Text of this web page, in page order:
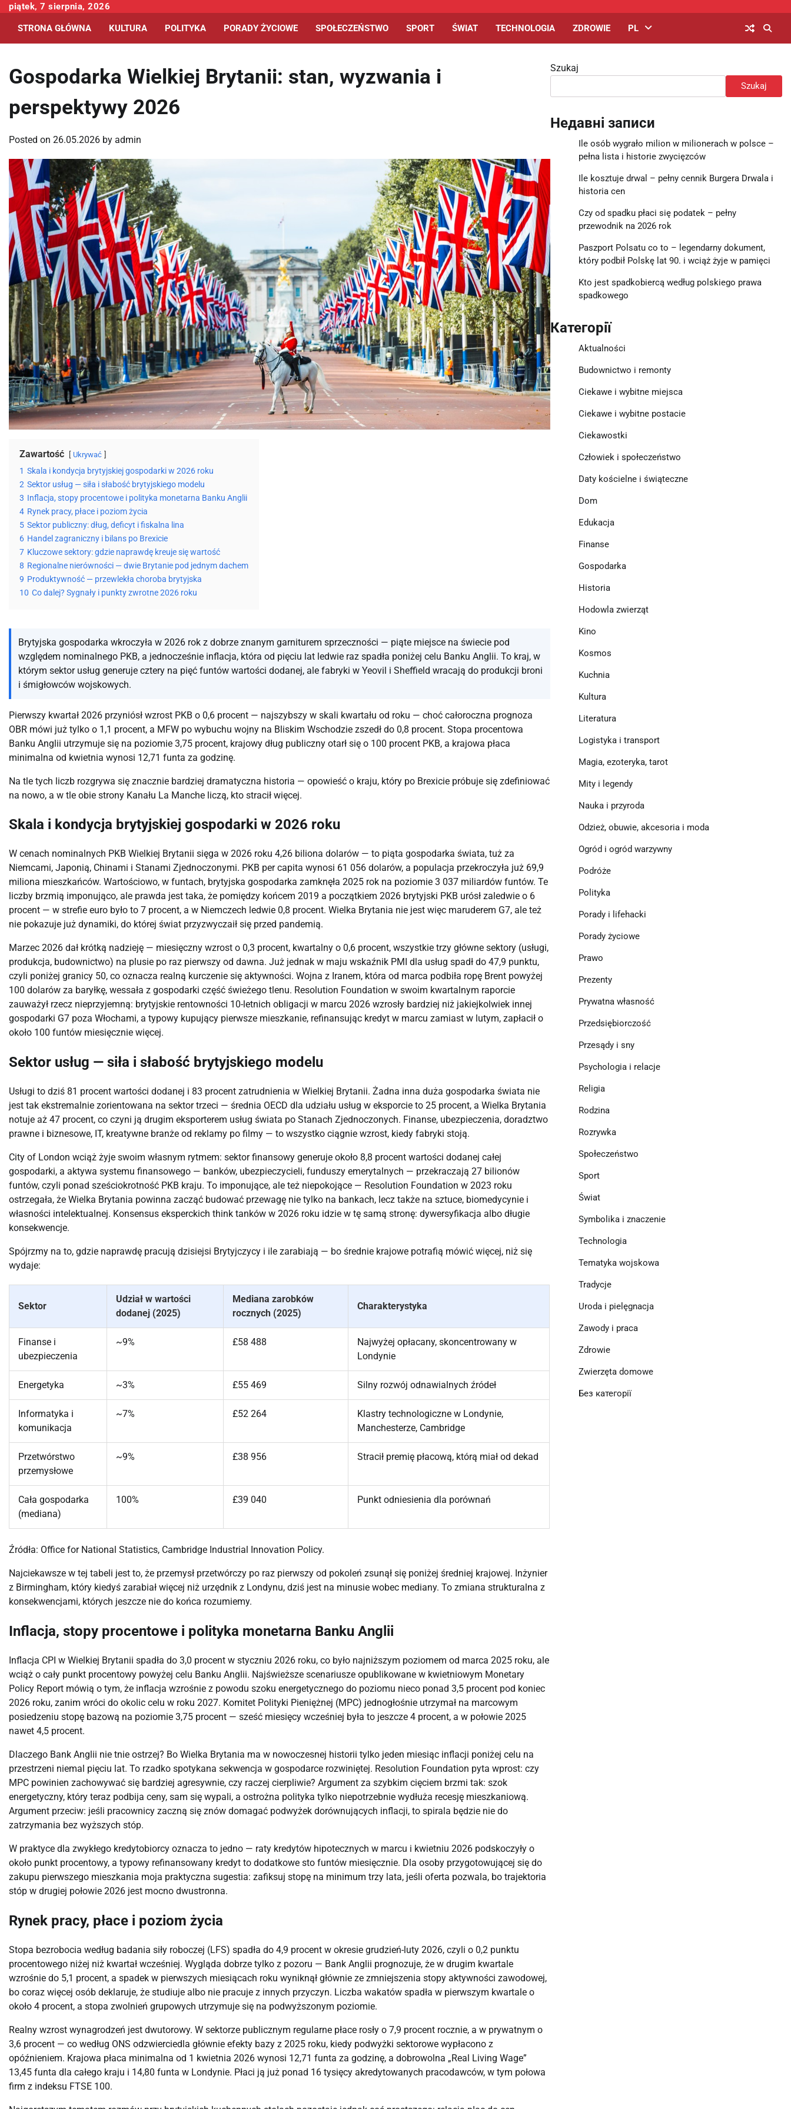
Skip
content
piątek, 7 sierpnia, 2026
STRONA GŁÓWNA KULTURA POLITYKA PORADY ŻYCIOWE SPOŁECZEŃSTWO SPORT ŚWIAT TECHNOLOGIA ZDROWIE PL
Gospodarka Wielkiej Brytanii: stan, wyzwania i
perspektywy 2026
Posted on 26.05.2026 by admin
Zawartość Ukrywać
1 Skala i kondycja brytyjskiej gospodarki w 2026 roku
2 Sektor usług — siła i słabość brytyjskiego modelu
3 Inflacja, stopy procentowe i polityka monetarna Banku Anglii
4 Rynek pracy, płace i poziom życia
5 Sektor publiczny: dług, deficyt i fiskalna lina
6 Handel zagraniczny i bilans po Brexicie
7 Kluczowe sektory: gdzie naprawdę kreuje się wartość
8 Regionalne nierówności — dwie Brytanie pod jednym dachem
9 Produktywność — przewlekła choroba brytyjska
10 Co dalej? Sygnały i punkty zwrotne 2026 roku
Brytyjska gospodarka wkroczyła w 2026 rok z dobrze znanym garniturem sprzeczności — piąte miejsce na świecie pod
względem nominalnego PKB, a jednocześnie inflacja, która od pięciu lat ledwie raz spadła poniżej celu Banku Anglii. To kraj, w
którym sektor usług generuje cztery na pięć funtów wartości dodanej, ale fabryki w Yeovil i Sheffield wracają do produkcji broni
i śmigłowców wojskowych.
Pierwszy kwartał 2026 przyniósł wzrost PKB o 0,6 procent — najszybszy w skali kwartału od roku — choć całoroczna prognoza
OBR mówi już tylko o 1,1 procent, a MFW po wybuchu wojny na Bliskim Wschodzie zszedł do 0,8 procent. Stopa procentowa
Banku Anglii utrzymuje się na poziomie 3,75 procent, krajowy dług publiczny otarł się o 100 procent PKB, a krajowa płaca
minimalna od kwietnia wynosi 12,71 funta za godzinę.
Na tle tych liczb rozgrywa się znacznie bardziej dramatyczna historia — opowieść o kraju, który po Brexicie próbuje się zdefiniować
na nowo, a w tle obie strony Kanału La Manche liczą, kto stracił więcej.
Skala i kondycja brytyjskiej gospodarki w 2026 roku
W cenach nominalnych PKB Wielkiej Brytanii sięga w 2026 roku 4,26 biliona dolarów — to piąta gospodarka świata, tuż za
Niemcami, Japonią, Chinami i Stanami Zjednoczonymi. PKB per capita wynosi 61 056 dolarów, a populacja przekroczyła już 69,9
miliona mieszkańców. Wartościowo, w funtach, brytyjska gospodarka zamknęła 2025 rok na poziomie 3 037 miliardów funtów. Te
liczby brzmią imponująco, ale prawda jest taka, że pomiędzy końcem 2019 a początkiem 2026 brytyjski PKB urósł zaledwie o 6
procent — w strefie euro było to 7 procent, a w Niemczech ledwie 0,8 procent. Wielka Brytania nie jest więc maruderem G7, ale też
nie pokazuje już dynamiki, do której świat przyzwyczaił się przed pandemią.
Marzec 2026 dał krótką nadzieję — miesięczny wzrost o 0,3 procent, kwartalny o 0,6 procent, wszystkie trzy główne sektory (usługi,
produkcja, budownictwo) na plusie po raz pierwszy od dawna. Już jednak w maju wskaźnik PMI dla usług spadł do 47,9 punktu,
czyli poniżej granicy 50, co oznacza realną kurczenie się aktywności. Wojna z Iranem, która od marca podbiła ropę Brent powyżej
100 dolarów za baryłkę, wessała z gospodarki część świeżego tlenu. Resolution Foundation w swoim kwartalnym raporcie
zauważył rzecz nieprzyjemną: brytyjskie rentowności 10-letnich obligacji w marcu 2026 wzrosły bardziej niż jakiejkolwiek innej
gospodarki G7 poza Włochami, a typowy kupujący pierwsze mieszkanie, refinansując kredyt w marcu zamiast w lutym, zapłacił o
około 100 funtów miesięcznie więcej.
Sektor usług — siła i słabość brytyjskiego modelu
Usługi to dziś 81 procent wartości dodanej i 83 procent zatrudnienia w Wielkiej Brytanii. Żadna inna duża gospodarka świata nie
jest tak ekstremalnie zorientowana na sektor trzeci — średnia OECD dla udziału usług w eksporcie to 25 procent, a Wielka Brytania
notuje aż 47 procent, co czyni ją drugim eksporterem usług świata po Stanach Zjednoczonych. Finanse, ubezpieczenia, doradztwo
prawne i biznesowe, IT, kreatywne branże od reklamy po filmy — to wszystko ciągnie wzrost, kiedy fabryki stoją.
City of London wciąż żyje swoim własnym rytmem: sektor finansowy generuje około 8,8 procent wartości dodanej całej
gospodarki, a aktywa systemu finansowego — banków, ubezpieczycieli, funduszy emerytalnych — przekraczają 27 bilionów
funtów, czyli ponad sześciokrotność PKB kraju. To imponujące, ale też niepokojące — Resolution Foundation w 2023 roku
ostrzegała, że Wielka Brytania powinna zacząć budować przewagę nie tylko na bankach, lecz także na sztuce, biomedycynie i
własności intelektualnej. Konsensus eksperckich think tanków w 2026 roku idzie w tę samą stronę: dywersyfikacja albo długie
konsekwencje.
Spójrzmy na to, gdzie naprawdę pracują dzisiejsi Brytyjczycy i ile zarabiają — bo średnie krajowe potrafią mówić więcej, niż się
wydaje:
Sektor
Udział w wartości
dodanej (2025)
Mediana zarobków
rocznych (2025)
Charakterystyka
Finanse i
ubezpieczenia
~9% £58 488
Najwyżej opłacany, skoncentrowany w
Londynie
Energetyka ~3% £55 469 Silny rozwój odnawialnych źródeł
Informatyka i
komunikacja
~7% £52 264
Klastry technologiczne w Londynie,
Manchesterze, Cambridge
Przetwórstwo
przemysłowe
~9% £38 956 Stracił premię płacową, którą miał od dekad
Cała gospodarka
(mediana)
100% £39 040 Punkt odniesienia dla porównań
Źródła: Office for National Statistics, Cambridge Industrial Innovation Policy.
Najciekawsze w tej tabeli jest to, że przemysł przetwórczy po raz pierwszy od pokoleń zsunął się poniżej średniej krajowej. Inżynier
z Birmingham, który kiedyś zarabiał więcej niż urzędnik z Londynu, dziś jest na minusie wobec mediany. To zmiana strukturalna z
konsekwencjami, których jeszcze nie do końca rozumiemy.
Inflacja, stopy procentowe i polityka monetarna Banku Anglii
Inflacja CPI w Wielkiej Brytanii spadła do 3,0 procent w styczniu 2026 roku, co było najniższym poziomem od marca 2025 roku, ale
wciąż o cały punkt procentowy powyżej celu Banku Anglii. Najświeższe scenariusze opublikowane w kwietniowym Monetary
Policy Report mówią o tym, że inflacja wzrośnie z powodu szoku energetycznego do poziomu nieco ponad 3,5 procent pod koniec
2026 roku, zanim wróci do okolic celu w roku 2027. Komitet Polityki Pieniężnej (MPC) jednogłośnie utrzymał na marcowym
posiedzeniu stopę bazową na poziomie 3,75 procent — sześć miesięcy wcześniej była to jeszcze 4 procent, a w połowie 2025
nawet 4,5 procent.
Dlaczego Bank Anglii nie tnie ostrzej? Bo Wielka Brytania ma w nowoczesnej historii tylko jeden miesiąc inflacji poniżej celu na
przestrzeni niemal pięciu lat. To rzadko spotykana sekwencja w gospodarce rozwiniętej. Resolution Foundation pyta wprost: czy
MPC powinien zachowywać się bardziej agresywnie, czy raczej cierpliwie? Argument za szybkim cięciem brzmi tak: szok
energetyczny, który teraz podbija ceny, sam się wypali, a ostrożna polityka tylko niepotrzebnie wydłuża recesję mieszkaniową.
Argument przeciw: jeśli pracownicy zaczną się znów domagać podwyżek dorównujących inflacji, to spirala będzie nie do
zatrzymania bez wyższych stóp.
W praktyce dla zwykłego kredytobiorcy oznacza to jedno — raty kredytów hipotecznych w marcu i kwietniu 2026 podskoczyły o
około punkt procentowy, a typowy refinansowany kredyt to dodatkowe sto funtów miesięcznie. Dla osoby przygotowującej się do
zakupu pierwszego mieszkania moja praktyczna sugestia: zafiksuj stopę na minimum trzy lata, jeśli oferta pozwala, bo trajektoria
stóp w drugiej połowie 2026 jest mocno dwustronna.
Rynek pracy, płace i poziom życia
Stopa bezrobocia według badania siły roboczej (LFS) spadła do 4,9 procent w okresie grudzień-luty 2026, czyli o 0,2 punktu
procentowego niżej niż kwartał wcześniej. Wygląda dobrze tylko z pozoru — Bank Anglii prognozuje, że w drugim kwartale
wzrośnie do 5,1 procent, a spadek w pierwszych miesiącach roku wyniknął głównie ze zmniejszenia stopy aktywności zawodowej,
bo coraz więcej osób deklaruje, że studiuje albo nie pracuje z innych przyczyn. Liczba wakatów spadła w pierwszym kwartale o
około 4 procent, a stopa zwolnień grupowych utrzymuje się na podwyższonym poziomie.
Realny wzrost wynagrodzeń jest dwutorowy. W sektorze publicznym regularne płace rosły o 7,9 procent rocznie, a w prywatnym o
3,6 procent — co według ONS odzwierciedla głównie efekty bazy z 2025 roku, kiedy podwyżki sektorowe wypłacono z
opóźnieniem. Krajowa płaca minimalna od 1 kwietnia 2026 wynosi 12,71 funta za godzinę, a dobrowolna „Real Living Wage”
13,45 funta dla całego kraju i 14,80 funta w Londynie. Płaci ją już ponad 16 tysięcy akredytowanych pracodawców, w tym połowa
firm z indeksu FTSE 100.
Szukaj
Szukaj
Недавні записи
Ile osób wygrało milion w milionerach w polsce –
pełna lista i historie zwycięzców
Ile kosztuje drwal – pełny cennik Burgera Drwala i
historia cen
Czy od spadku płaci się podatek – pełny
przewodnik na 2026 rok
Paszport Polsatu co to – legendarny dokument,
który podbił Polskę lat 90. i wciąż żyje w pamięci
Kto jest spadkobiercą według polskiego prawa
spadkowego
Категорії
Aktualności
Budownictwo i remonty
Ciekawe i wybitne miejsca
Ciekawe i wybitne postacie
Ciekawostki
Człowiek i społeczeństwo
Daty kościelne i świąteczne
Dom
Edukacja
Finanse
Gospodarka
Historia
Hodowla zwierząt
Kino
Kosmos
Kuchnia
Kultura
Literatura
Logistyka i transport
Magia, ezoteryka, tarot
Mity i legendy
Nauka i przyroda
Odzież, obuwie, akcesoria i moda
Ogród i ogród warzywny
Podróże
Polityka
Porady i lifehacki
Porady życiowe
Prawo
Prezenty
Prywatna własność
Przedsiębiorczość
Przesądy i sny
Psychologia i relacje
Religia
Rodzina
Rozrywka
Społeczeństwo
Sport
Świat
Symbolika i znaczenie
Technologia
Tematyka wojskowa
Tradycje
Uroda i pielęgnacja
Zawody i praca
Zdrowie
Zwierzęta domowe
Без категорії